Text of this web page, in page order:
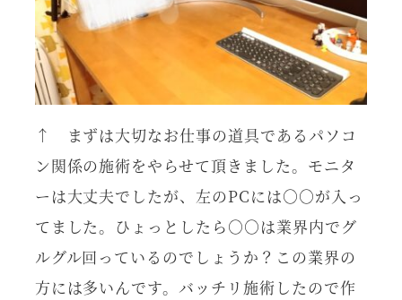
↑ まずは大切なお仕事の道具であるパソコ
ン関係の施術をやらせて頂きました。モニタ
ーは大丈夫でしたが、左のPCには○○が入っ
てました。ひょっとしたら○○は業界内でグ
ルグル回っているのでしょうか？この業界の
方には多いんです。バッチリ施術したので作